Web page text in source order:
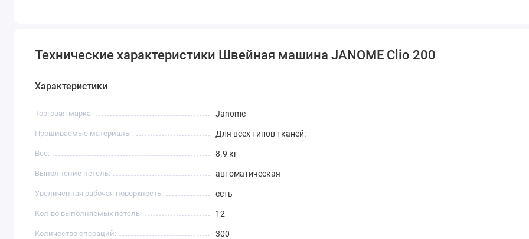
Технические характеристики Швейная машина JANOME Clio 200
Характеристики
Торговая марка: Janome
Прошиваемые материалы: Для всех типов тканей:
Вес: 8.9 кг
Выполнение петель: автоматическая
Увеличенная рабочая поверхность: есть
Кол-во выполняемых петель: 12
Количество операций: 300